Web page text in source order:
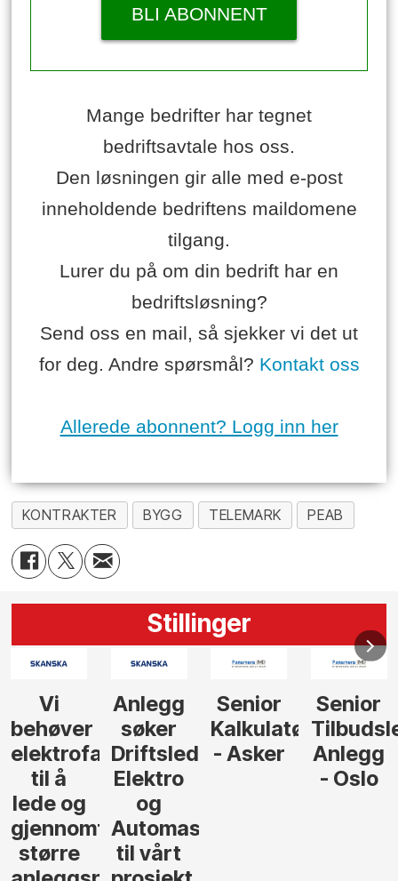
BLI ABONNENT
Mange bedrifter har tegnet
bedriftsavtale hos oss.
Den løsningen gir alle med e-post
inneholdende bedriftens maildomene
tilgang.
Lurer du på om din bedrift har en
bedriftsløsning?
Send oss en mail, så sjekker vi det ut
for deg. Andre spørsmål? Kontakt oss
Allerede abonnent? Logg inn her
KONTRAKTER BYGG TELEMARK PEAB
Stillinger
Senior
Kalkulatør
- Asker
Senior
Tilbudsleder
Anlegg
- Oslo
ingeniør
elektro,
Oslo